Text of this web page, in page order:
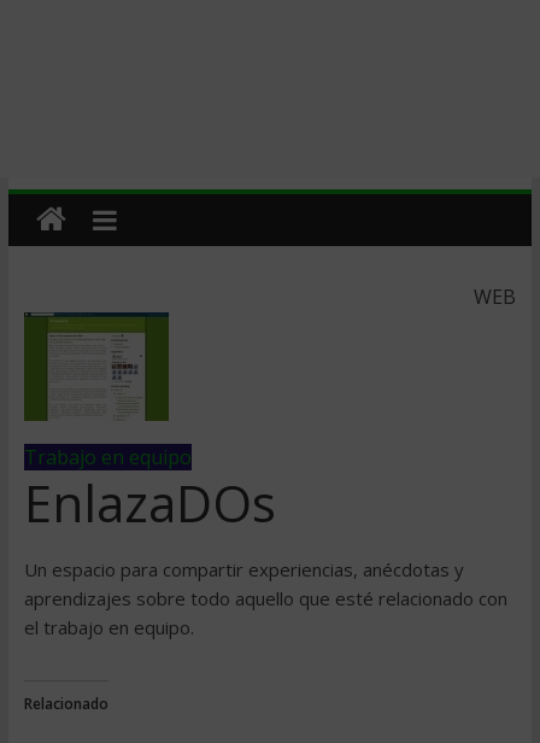
WEB
Trabajo en equipo
EnlazaDOs
Un espacio para compartir experiencias, anécdotas y
aprendizajes sobre todo aquello que esté relacionado con
el trabajo en equipo.
Relacionado